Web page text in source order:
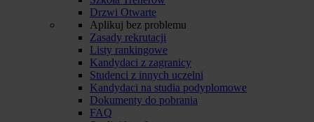
Drzwi Otwarte
Aplikuj bez problemu
Zasady rekrutacji
Listy rankingowe
Kandydaci z zagranicy
Studenci z innych uczelni
Kandydaci na studia podyplomowe
Dokumenty do pobrania
FAQ